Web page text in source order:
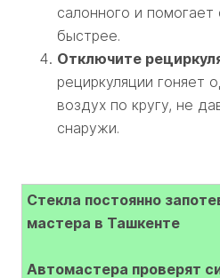
салонного и помогает
быстрее.
Отключите
рециркуляции гоняет
воздух по кругу, не
снаружи.
Стекла постоянно
мастера в Ташкенте
Автомастера проверят